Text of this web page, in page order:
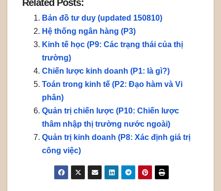
Related Posts:
Bản đồ tư duy (updated 150810)
Hệ thống ngân hàng (P3)
Kinh tế học (P9: Các trạng thái của thị
trường)
Chiến lược kinh doanh (P1: là gì?)
Toán trong kinh tế (P2: Đạo hàm và Vi
phân)
Quản trị chiến lược (P10: Chiến lược
thâm nhập thị trường nước ngoài)
Quản trị kinh doanh (P8: Xác định giá trị
công việc)